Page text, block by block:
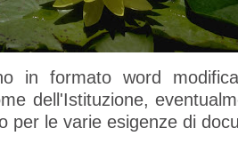
in formato word
dell'Istituzione,
per le varie esigenze di